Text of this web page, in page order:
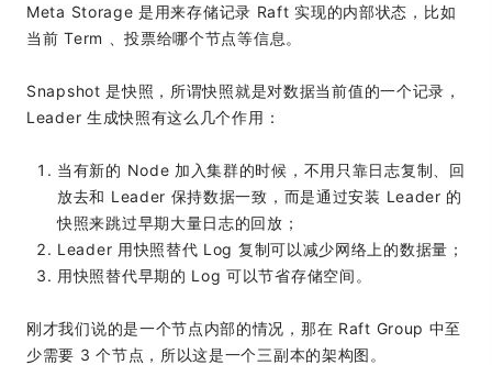
Meta Storage 是用来存储记录 Raft 实现的内部状态，比如
当前 Term 、投票给哪个节点等信息。
Snapshot 是快照，所谓快照就是对数据当前值的一个记录，
Leader 生成快照有这么几个作用：
当有新的 Node 加入集群的时候，不用只靠日志复制、回
放去和 Leader 保持数据一致，而是通过安装 Leader 的
快照来跳过早期大量日志的回放；
Leader 用快照替代 Log 复制可以减少网络上的数据量；
用快照替代早期的 Log 可以节省存储空间。
刚才我们说的是一个节点内部的情况，那在 Raft Group 中至
少需要 3 个节点，所以这是一个三副本的架构图。